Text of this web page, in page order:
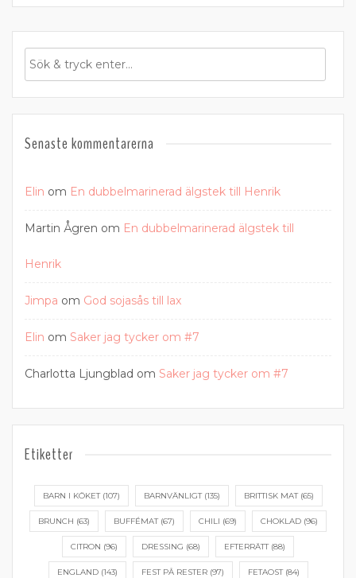
Senaste kommentarerna
Elin om En dubbelmarinerad älgstek till Henrik
Martin Ågren om En dubbelmarinerad älgstek till
Henrik
Jimpa om God sojasås till lax
Elin om Saker jag tycker om #7
Charlotta Ljungblad om Saker jag tycker om #7
Etiketter
BARN I KÖKET(107) BARNVÄNLIGT(135) BRITTISK MAT(65)
BRUNCH (63) BUFFÉMAT(67) CHILI (69) CHOKLAD (96)
CITRON (96) DRESSING (68) EFTERRÄTT(88)
ENGLAND(143) FEST PÅ RESTER(97) FETAOST(84)